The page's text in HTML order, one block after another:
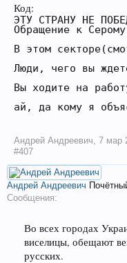
Код:
ЭТУ СТРАНУ НЕ
Обращение к
В этом
Люди, чего вы
Вы ходите на
Андрей Андреевич, 7 мар
#407
Андрей Андреевич
Сообщения:
Во всех городах
виселицы, обещают
русских.